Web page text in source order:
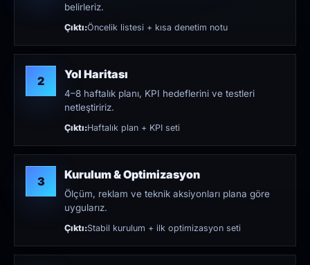
belirleriz.
Çıktı:Öncelik listesi + kısa denetim notu
2 Yol Haritası
4–8 haftalık planı, KPI hedeflerini ve testleri
netleştiririz.
Çıktı:Haftalık plan + KPI seti
3 Kurulum & Optimizasyon
Ölçüm, reklam ve teknik aksiyonları plana göre
uygularız.
Çıktı:Stabil kurulum + ilk optimizasyon seti